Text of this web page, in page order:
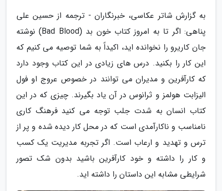
به گزارش شاتر عکاسی، خبرنگاران - ترجمه از حسین علی
پناهی: اگر تا به امروز کتاب خون بد (Bad Blood) نوشته
جان کاریرو را نخوانده اید، اکیداً به شما توصیه می کنیم که
این کار را بکنید. درس های زیادی در این کتاب وجود دارد
که کارآفرین و مدیران می توانند در خصوص عروج او فول
الیزابت هولمز و ثرانوس در آن یاد بگیرند. چیزی که در این
کتاب انسان به شدت جلب توجه می کنید فرهنگ کاری
نامناسب و ناکارآمدی است که در محل کار دیده شده و پر از
ترس و تهدید و ارعاب است. اگر تجربه مدیریت یک کسب
و کار را داشته و خود کارآفرین باشید بدون شک تصور
شرایطی مشابه این داستان را داشته اید.